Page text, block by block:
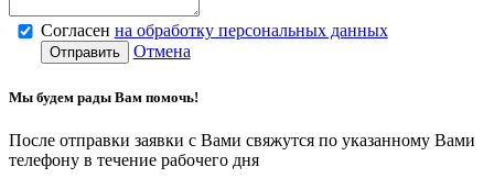
Согласен на обработку персональных данных
Отправить Отмена
Мы будем рады Вам помочь!
После отправки заявки с Вами свяжутся по указанному Вами
телефону в течение рабочего дня